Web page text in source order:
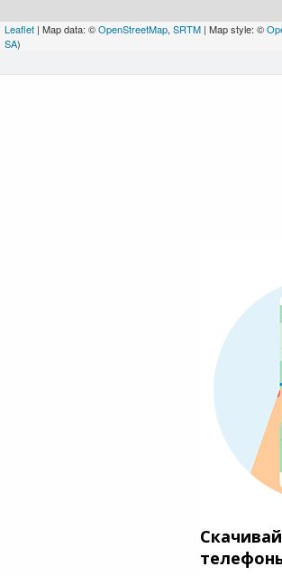
Leaflet | Map data: ©OpenStreetMap, SRTM | Map style: ©
SA)